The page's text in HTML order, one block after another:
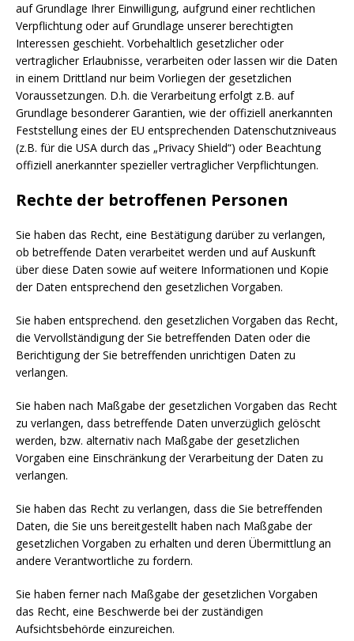
auf Grundlage Ihrer Einwilligung, aufgrund einer rechtlichen
Verpflichtung oder auf Grundlage unserer berechtigten
Interessen geschieht. Vorbehaltlich gesetzlicher oder
vertraglicher Erlaubnisse, verarbeiten oder lassen wir die Daten
in einem Drittland nur beim Vorliegen der gesetzlichen
Voraussetzungen. D.h. die Verarbeitung erfolgt z.B. auf
Grundlage besonderer Garantien, wie der offiziell anerkannten
Feststellung eines der EU entsprechenden Datenschutzniveaus
(z.B. für die USA durch das „Privacy Shield“) oder Beachtung
offiziell anerkannter spezieller vertraglicher Verpflichtungen.
Rechte der betroffenen Personen
Sie haben das Recht, eine Bestätigung darüber zu verlangen,
ob betreffende Daten verarbeitet werden und auf Auskunft
über diese Daten sowie auf weitere Informationen und Kopie
der Daten entsprechend den gesetzlichen Vorgaben.
Sie haben entsprechend. den gesetzlichen Vorgaben das Recht,
die Vervollständigung der Sie betreffenden Daten oder die
Berichtigung der Sie betreffenden unrichtigen Daten zu
verlangen.
Sie haben nach Maßgabe der gesetzlichen Vorgaben das Recht
zu verlangen, dass betreffende Daten unverzüglich gelöscht
werden, bzw. alternativ nach Maßgabe der gesetzlichen
Vorgaben eine Einschränkung der Verarbeitung der Daten zu
verlangen.
Sie haben das Recht zu verlangen, dass die Sie betreffenden
Daten, die Sie uns bereitgestellt haben nach Maßgabe der
gesetzlichen Vorgaben zu erhalten und deren Übermittlung an
andere Verantwortliche zu fordern.
Sie haben ferner nach Maßgabe der gesetzlichen Vorgaben
das Recht, eine Beschwerde bei der zuständigen
Aufsichtsbehörde einzureichen.